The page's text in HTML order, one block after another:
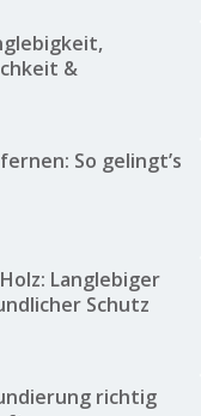
&
So gelingt’s
Langlebiger
Schutz
richtig